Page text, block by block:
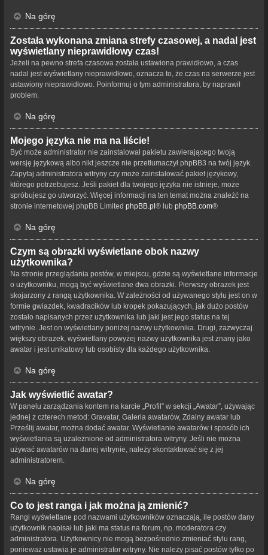
Na górę
Została wykonana zmiana strefy czasowej, a nadal jest
wyświetlany nieprawidłowy czas!
Jeżeli na pewno strefa czasowa została ustawiona prawidłowo, a czas
nadal jest wyświetlany nieprawidłowo, oznacza to, że czas na serwerze jest
ustawiony nieprawidłowo. Poinformuj o tym administratora, by naprawił
problem.
Na górę
Mojego języka nie ma na liście!
Być może administrator nie zainstalował pakietu zawierającego twoją
wersję językową albo nikt jeszcze nie przetłumaczył phpBB3 na twój język.
Zapytaj administratora witryny czy może zainstalować pakiet językowy,
którego potrzebujesz. Jeśli pakiet dla twojego języka nie istnieje, może
spróbujesz go utworzyć. Więcej informacji na ten temat można znaleźć na
stronie internetowej phpBB Limited phpBB.pl® lub phpBB.com®
Na górę
Czym są obrazki wyświetlane obok nazwy
użytkownika?
Na stronie przeglądania postów, w miejscu, gdzie są wyświetlane informacje
o użytkowniku, mogą być wyświetlane dwa obrazki. Pierwszy obrazek jest
skojarzony z rangą użytkownika. W zależności od używanego stylu jest on w
formie gwiazdek, kwadracików lub kropek pokazujących, jak dużo postów
zostało napisanych przez użytkownika lub jaki jest jego status na tej
witrynie. Jest on wyświetlany poniżej nazwy użytkownika. Drugi, zazwyczaj
większy obrazek, wyświetlany powyżej nazwy użytkownika jest znany jako
awatar i jest unikatowy lub osobisty dla każdego użytkownika.
Na górę
Jak wyświetlić awatar?
W panelu zarządzania kontem na karcie „Profil” w sekcji „Awatar”, używając
jednej z czterech metod: Gravatar, Galeria awatarów, Zdalny awatar lub
Prześlij awatar, można dodać awatar. Wyświetlanie awatarów i sposób ich
wyświetlania są uzależnione od administratora witryny. Jeśli nie można
używać awatarów na danej witrynie, należy skontaktować się z jej
administratorem.
Na górę
Co to jest ranga i jak można ją zmienić?
Rangi wyświetlane pod nazwami użytkowników oznaczają, ile postów dany
użytkownik napisał lub jaki ma status na forum, np. moderatora czy
administratora. Użytkownicy nie mogą bezpośrednio zmieniać stylu rang,
ponieważ ustawia je administrator witryny. Nie należy pisać postów tylko po